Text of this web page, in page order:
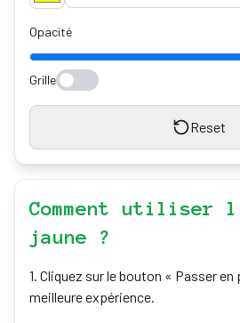
Opacité
Grille
Reset
Comment utiliser
jaune ?
1. Cliquez sur le bouton « Passer en
meilleure expérience.